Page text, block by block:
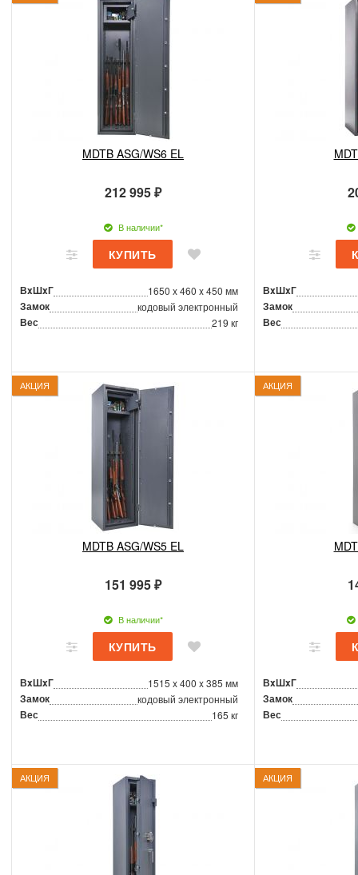
MDTB ASG/WS6 EL
212 995 ₽
В наличии*
ВxШxГ 1650 x 460 x 450 мм
Замок кодовый электронный
Вес 219 кг
ВxШxГ
Замок
Вес
АКЦИЯ
MDTB ASG/WS5 EL
151 995 ₽
В наличии*
ВxШxГ 1515 x 400 x 385 мм
Замок кодовый электронный
Вес 165 кг
АКЦИЯ
ВxШxГ
Замок
Вес
АКЦИЯ АКЦИЯ